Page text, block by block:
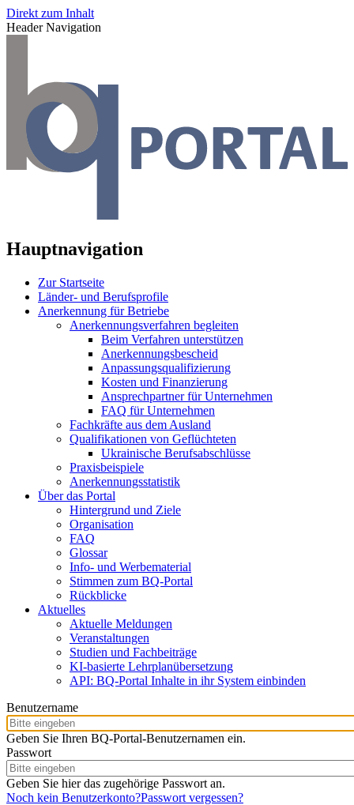
Direkt zum Inhalt
Header Navigation
Hauptnavigation
Zur Startseite
Länder- und Berufsprofile
Anerkennung für Betriebe
Anerkennungsverfahren begleiten
Beim Verfahren unterstützen
Anerkennungsbescheid
Anpassungsqualifizierung
Kosten und Finanzierung
Ansprechpartner für Unternehmen
FAQ für Unternehmen
Fachkräfte aus dem Ausland
Qualifikationen von Geflüchteten
Ukrainische Berufsabschlüsse
Praxisbeispiele
Anerkennungsstatistik
Über das Portal
Hintergrund und Ziele
Organisation
FAQ
Glossar
Info- und Werbematerial
Stimmen zum BQ-Portal
Rückblicke
Aktuelles
Aktuelle Meldungen
Veranstaltungen
Studien und Fachbeiträge
KI-basierte Lehrplanübersetzung
API: BQ-Portal Inhalte in ihr System einbinden
Benutzername
Geben Sie Ihren BQ-Portal-Benutzernamen ein.
Passwort
Geben Sie hier das zugehörige Passwort an.
Noch kein Benutzerkonto?Passwort vergessen?